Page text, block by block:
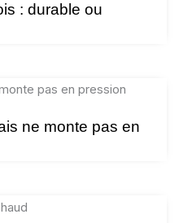
: durable ou
ne monte pas en